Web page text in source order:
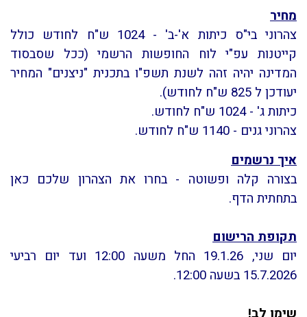
מחיר
צהרוני בי"ס כיתות א'-ב' - 1024 ש"ח לחודש כולל
קייטנות עפ"י לוח החופשות הרשמי (ככל שסבסוד
המדינה יהיה זהה לשנת תשפ"ו בתכנית "ניצנים" המחיר
יעודכן ל 825 ש"ח לחודש
).
כיתות ג' - 1024 ש"ח לחודש.
צהרוני גנים - 1140 ש"ח לחודש.
איך נרשמים
בצורה קלה ופשוטה - בחרו את הצהרון שלכם כאן
בתחתית הדף.
תקופת הרישום
יום שני, 19.1.26 החל משעה 12:00 ועד יום רביעי
15.7.2026 בשעה 12:00.